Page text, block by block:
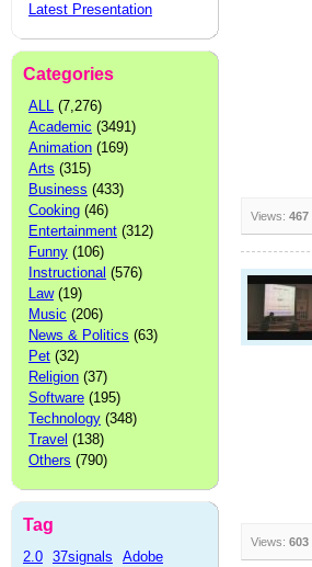
Latest Presentation
Categories
ALL (7,276)
Academic (3491)
Animation (169)
Arts (315)
Business (433)
Cooking (46)
Entertainment (312)
Funny (106)
Instructional (576)
Law(19)
Music (206)
News & Politics (63)
Pet (32)
Religion (37)
Software (195)
Technology (348)
Travel (138)
Others (790)
Tag
2.0 37signals
Adobe
Views: 467
Views: 603